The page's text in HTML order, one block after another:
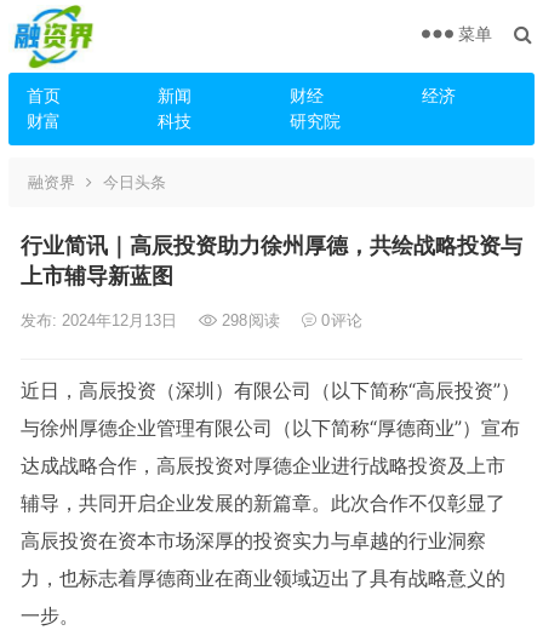
首页 新闻 财经
经济
财富
科技 研究院
菜单
融资界 今日头条
行业简讯｜高辰投资助力徐州厚德，共绘战略投资与
上市辅导新蓝图
发布: 2024年12月13日 298阅读 0评论
近日，高辰投资（深圳）有限公司（以下简称“高辰投资”）
与徐州厚德企业管理有限公司（以下简称“厚德商业”）宣布
达成战略合作，高辰投资对厚德企业进行战略投资及上市
辅导，共同开启企业发展的新篇章。此次合作不仅彰显了
高辰投资在资本市场深厚的投资实力与卓越的行业洞察
力，也标志着厚德商业在商业领域迈出了具有战略意义的
一步。